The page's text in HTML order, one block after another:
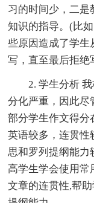
习的时间少，二是
知识的指导。(比
些原因造成了学生
写，直至最后拒绝
2. 学生分析
分化严重，因此尽
部分学生作文得分
英语较多，连贯性
思和罗列提纲能力
高学生学会使用常
文章的连贯性,帮